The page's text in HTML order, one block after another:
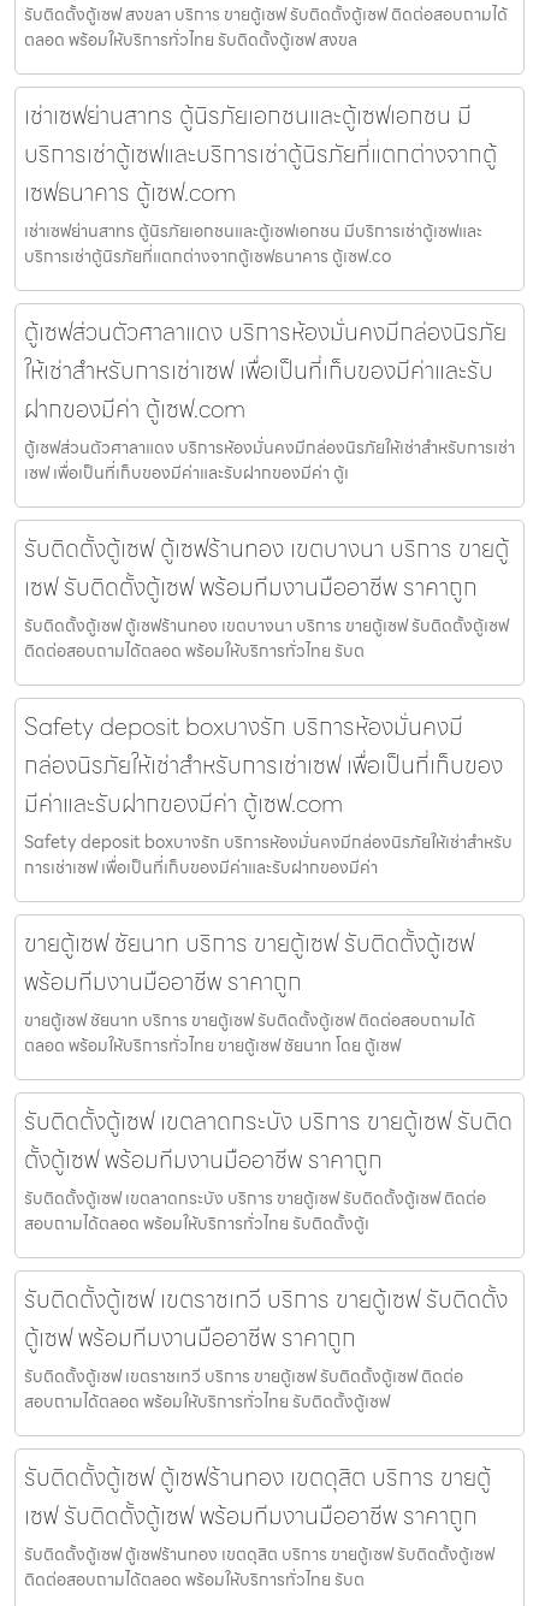
รับติดตั้งตู้เซฟ สงขลา บริการ ขายตู้เซฟ รับติดตั้งตู้เซฟ ติดต่อสอบถามได้
ตลอด พร้อมให้บริการทั่วไทย รับติดตั้งตู้เซฟ สงขล
เช่าเซฟย่านสาทร ตู้นิรภัยเอกชนและตู้เซฟเอกชน มี
บริการเช่าตู้เซฟและบริการเช่าตู้นิรภัยที่แตกต่างจากตู้
เซฟธนาคาร ตู้เซฟ.com
เช่าเซฟย่านสาทร ตู้นิรภัยเอกชนและตู้เซฟเอกชน มีบริการเช่าตู้เซฟและ
บริการเช่าตู้นิรภัยที่แตกต่างจากตู้เซฟธนาคาร ตู้เซฟ.co
ตู้เซฟส่วนตัวศาลาแดง บริการห้องมั่นคงมีกล่องนิรภัย
ให้เช่าสำหรับการเช่าเซฟ เพื่อเป็นที่เก็บของมีค่าและรับ
ฝากของมีค่า ตู้เซฟ.com
ตู้เซฟส่วนตัวศาลาแดง บริการห้องมั่นคงมีกล่องนิรภัยให้เช่าสำหรับการเช่า
เซฟ เพื่อเป็นที่เก็บของมีค่าและรับฝากของมีค่า ตู้เ
รับติดตั้งตู้เซฟ ตู้เซฟร้านทอง เขตบางนา บริการ ขายตู้
เซฟ รับติดตั้งตู้เซฟ พร้อมทีมงานมืออาชีพ ราคาถูก
รับติดตั้งตู้เซฟ ตู้เซฟร้านทอง เขตบางนา บริการ ขายตู้เซฟ รับติดตั้งตู้เซฟ
ติดต่อสอบถามได้ตลอด พร้อมให้บริการทั่วไทย รับต
Safety deposit boxบางรัก บริการห้องมั่นคงมี
กล่องนิรภัยให้เช่าสำหรับการเช่าเซฟ เพื่อเป็นที่เก็บของ
มีค่าและรับฝากของมีค่า ตู้เซฟ.com
Safety deposit boxบางรัก บริการห้องมั่นคงมีกล่องนิรภัยให้เช่าสำหรับ
การเช่าเซฟ เพื่อเป็นที่เก็บของมีค่าและรับฝากของมีค่า
ขายตู้เซฟ ชัยนาท บริการ ขายตู้เซฟ รับติดตั้งตู้เซฟ
พร้อมทีมงานมืออาชีพ ราคาถูก
ขายตู้เซฟ ชัยนาท บริการ ขายตู้เซฟ รับติดตั้งตู้เซฟ ติดต่อสอบถามได้
ตลอด พร้อมให้บริการทั่วไทย ขายตู้เซฟ ชัยนาท โดย ตู้เซฟ
รับติดตั้งตู้เซฟ เขตลาดกระบัง บริการ ขายตู้เซฟ รับติด
ตั้งตู้เซฟ พร้อมทีมงานมืออาชีพ ราคาถูก
รับติดตั้งตู้เซฟ เขตลาดกระบัง บริการ ขายตู้เซฟ รับติดตั้งตู้เซฟ ติดต่อ
สอบถามได้ตลอด พร้อมให้บริการทั่วไทย รับติดตั้งตู้เ
รับติดตั้งตู้เซฟ เขตราชเทวี บริการ ขายตู้เซฟ รับติดตั้ง
ตู้เซฟ พร้อมทีมงานมืออาชีพ ราคาถูก
รับติดตั้งตู้เซฟ เขตราชเทวี บริการ ขายตู้เซฟ รับติดตั้งตู้เซฟ ติดต่อ
สอบถามได้ตลอด พร้อมให้บริการทั่วไทย รับติดตั้งตู้เซฟ
รับติดตั้งตู้เซฟ ตู้เซฟร้านทอง เขตดุสิต บริการ ขายตู้
เซฟ รับติดตั้งตู้เซฟ พร้อมทีมงานมืออาชีพ ราคาถูก
รับติดตั้งตู้เซฟ ตู้เซฟร้านทอง เขตดุสิต บริการ ขายตู้เซฟ รับติดตั้งตู้เซฟ
ติดต่อสอบถามได้ตลอด พร้อมให้บริการทั่วไทย รับต